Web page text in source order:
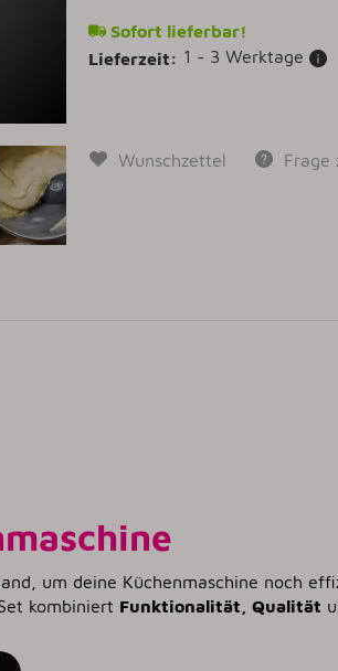
Sofort lieferbar!
Lieferzeit: 1 - 3 Werktage
Wunschzettel Frage
um deine Küchenmaschine noch
kombiniert Funktionalität, Qualität